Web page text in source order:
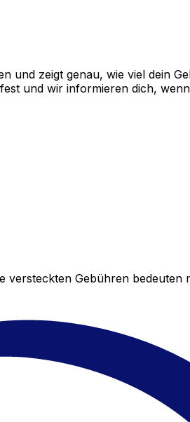
und zeigt genau, wie viel dein
und wir informieren dich,
versteckten Gebühren bedeuten